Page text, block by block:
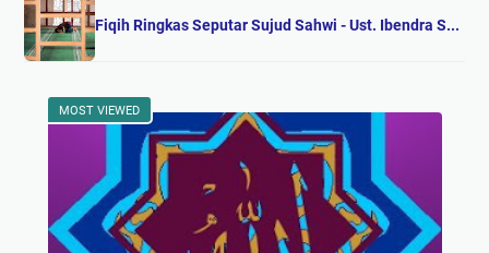
Fiqih Ringkas Seputar Sujud Sahwi - Ust. Ibendra S...
MOST VIEWED